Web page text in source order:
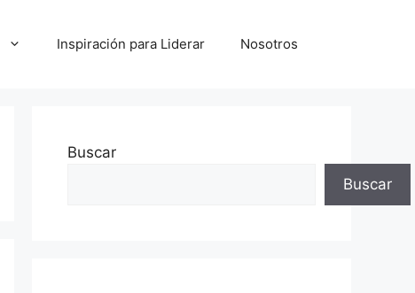
Inspiración para Liderar Nosotros
Buscar
Buscar